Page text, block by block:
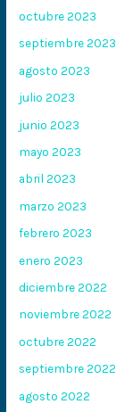
octubre 2023
septiembre 2023
agosto 2023
julio 2023
junio 2023
mayo 2023
abril 2023
marzo 2023
febrero 2023
enero 2023
diciembre 2022
noviembre 2022
octubre 2022
septiembre 2022
agosto 2022